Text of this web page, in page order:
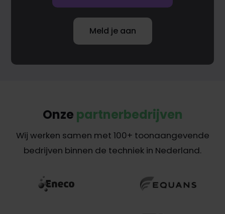
Meld je aan
Onze partnerbedrijven
Wij werken samen met 100+ toonaangevende
bedrijven binnen de techniek in Nederland.